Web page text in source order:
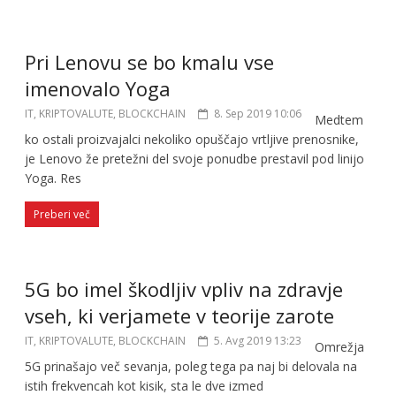
Pri Lenovu se bo kmalu vse
imenovalo Yoga
IT, KRIPTOVALUTE, BLOCKCHAIN 8. Sep 2019 10:06
Medtem
ko ostali proizvajalci nekoliko opuščajo vrtljive prenosnike,
je Lenovo že pretežni del svoje ponudbe prestavil pod linijo
Yoga. Res
Preberi več
5G bo imel škodljiv vpliv na zdravje
vseh, ki verjamete v teorije zarote
IT, KRIPTOVALUTE, BLOCKCHAIN 5. Avg 2019 13:23
Omrežja
5G prinašajo več sevanja, poleg tega pa naj bi delovala na
istih frekvencah kot kisik, sta le dve izmed